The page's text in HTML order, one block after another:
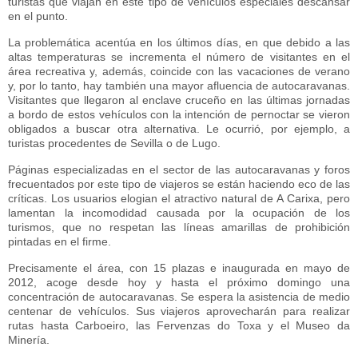
en el punto.
La problemática acentúa en los últimos días, en que debido a las
altas temperaturas se incrementa el número de visitantes en el
área recreativa y, además, coincide con las vacaciones de verano
y, por lo tanto, hay también una mayor afluencia de autocaravanas.
Visitantes que llegaron al enclave cruceño en las últimas jornadas
a bordo de estos vehículos con la intención de pernoctar se vieron
obligados a buscar otra alternativa. Le ocurrió, por ejemplo, a
turistas procedentes de Sevilla o de Lugo.
Páginas especializadas en el sector de las autocaravanas y foros
frecuentados por este tipo de viajeros se están haciendo eco de las
críticas. Los usuarios elogian el atractivo natural de A Carixa, pero
lamentan la incomodidad causada por la ocupación de los
turismos, que no respetan las líneas amarillas de prohibición
pintadas en el firme.
Precisamente el área, con 15 plazas e inaugurada en mayo de
2012, acoge desde hoy y hasta el próximo domingo una
concentración de autocaravanas. Se espera la asistencia de medio
centenar de vehículos. Sus viajeros aprovecharán para realizar
rutas hasta Carboeiro, las Fervenzas do Toxa y el Museo da
Minería.